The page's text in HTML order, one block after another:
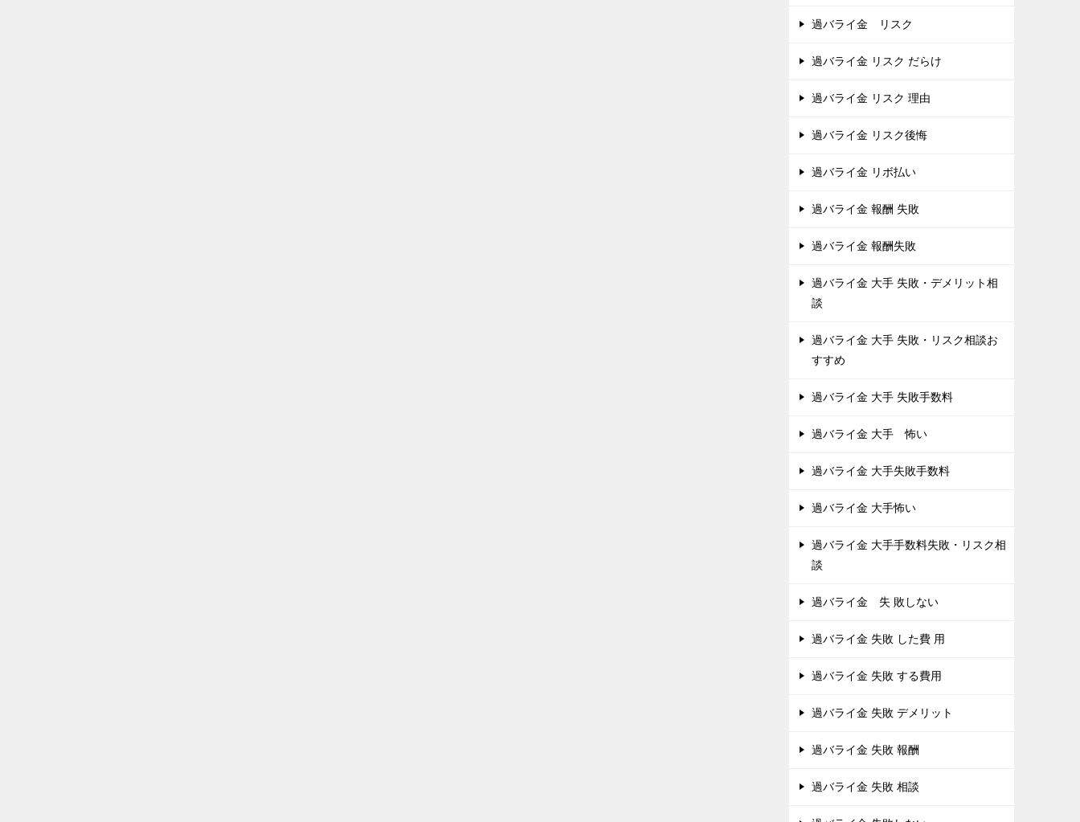
過バライ金 リスク
過バライ金 リスク だらけ
過バライ金 リスク 理由
過バライ金 リスク後悔
過バライ金 リボ払い
過バライ金 報酬 失敗
過バライ金 報酬失敗
過バライ金 大手 失敗・デメリット相
談
過バライ金 大手 失敗・リスク相談お
すすめ
過バライ金 大手 失敗手数料
過バライ金 大手 怖い
過バライ金 大手失敗手数料
過バライ金 大手怖い
過バライ金 大手手数料失敗・リスク相
談
過バライ金 失 敗しない
過バライ金 失敗 した費 用
過バライ金 失敗 する費用
過バライ金 失敗 デメリット
過バライ金 失敗 報酬
過バライ金 失敗 相談